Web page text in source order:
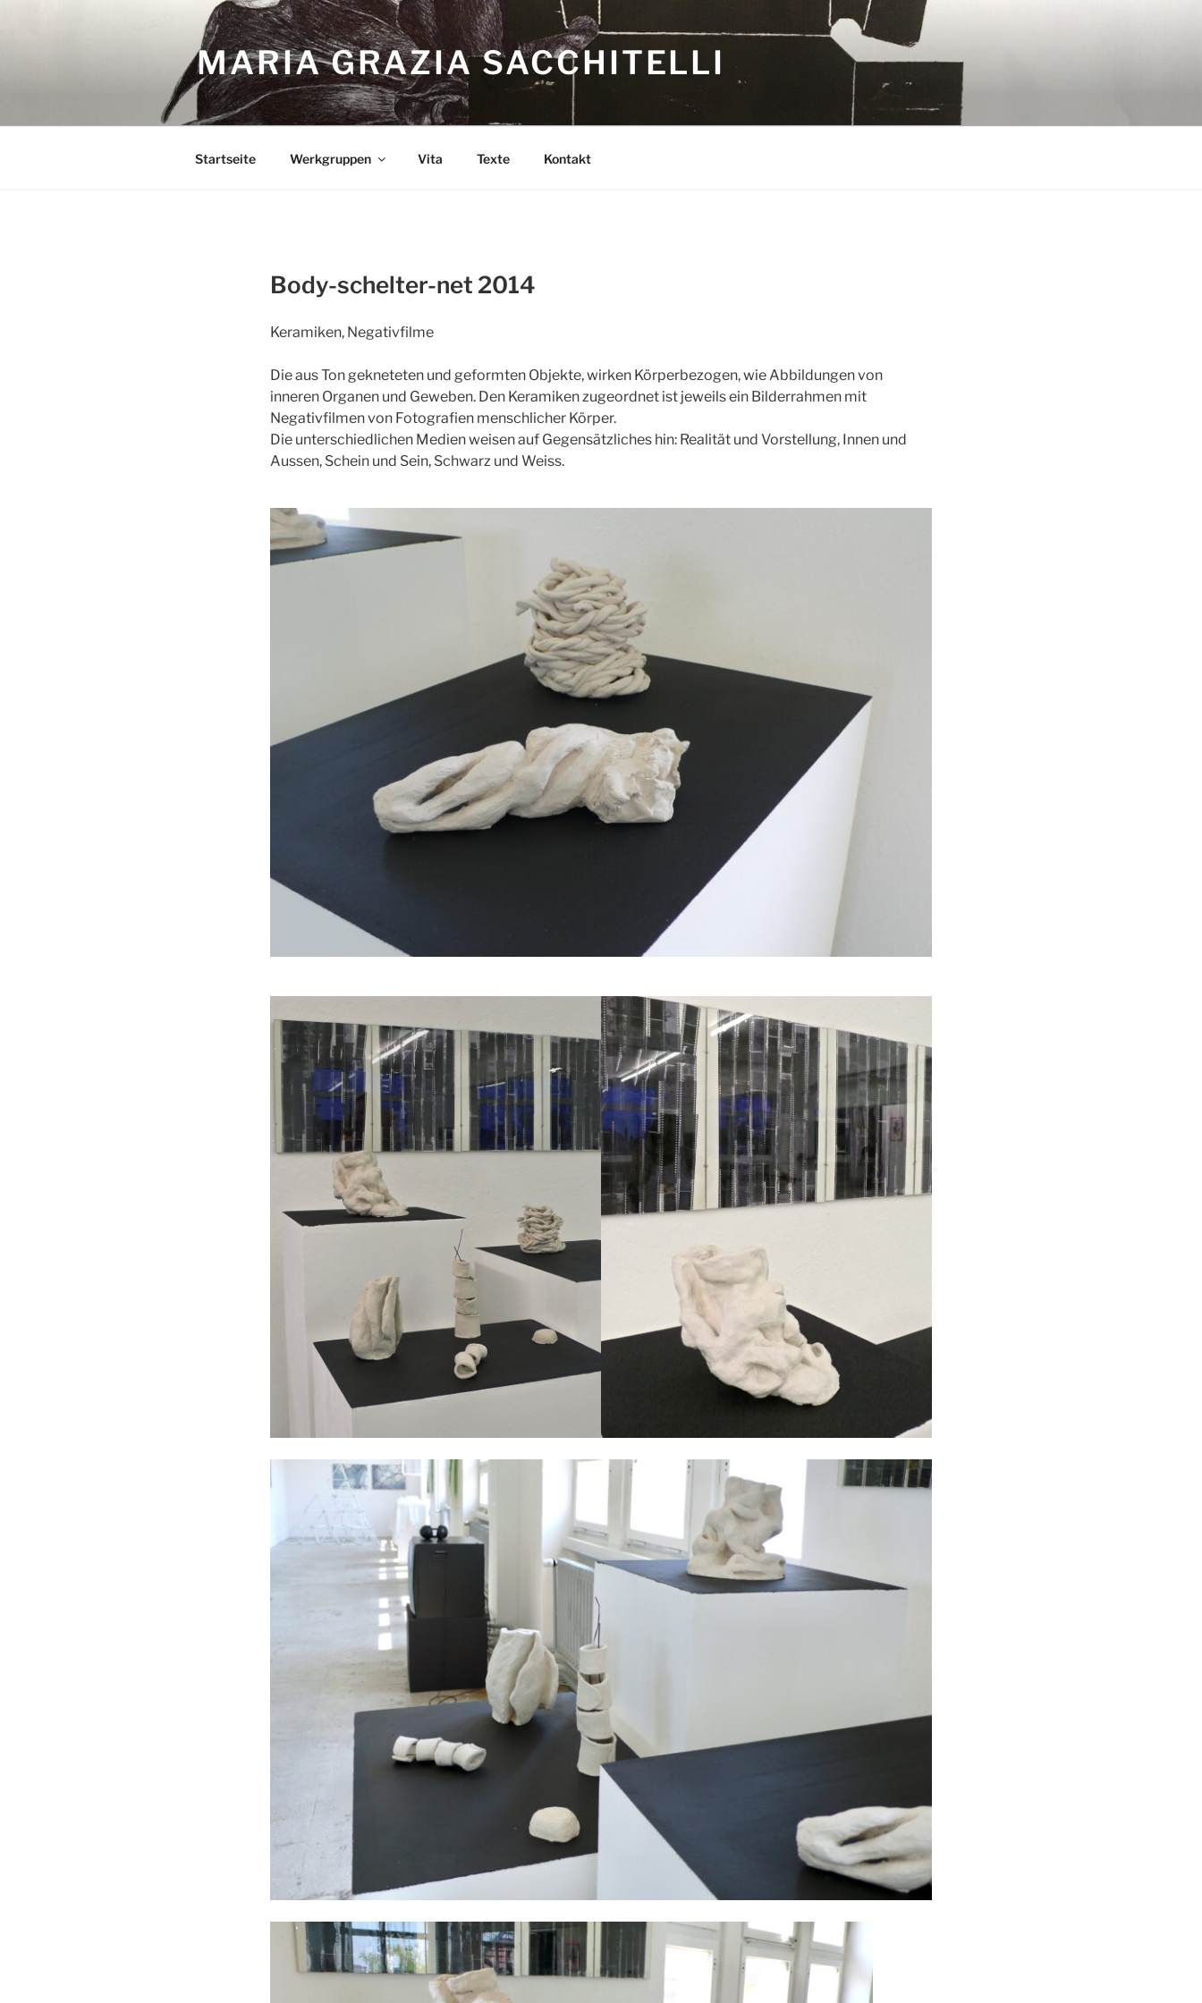
MARIA GRAZIA SACCHITELLI
Startseite Werkgruppen Vita Texte Kontakt
Body-schelter-net 2014
Keramiken, Negativfilme
Die aus Ton gekneteten und geformten Objekte, wirken Körperbezogen, wie Abbildungen von
inneren Organen und Geweben. Den Keramiken zugeordnet ist jeweils ein Bilderrahmen mit
Negativfilmen von Fotografien menschlicher Körper.
Die unterschiedlichen Medien weisen auf Gegensätzliches hin: Realität und Vorstellung, Innen und
Aussen, Schein und Sein, Schwarz und Weiss.